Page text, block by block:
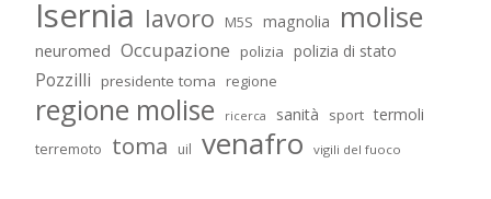
Isernia lavoro M5S magnolia molise
neuromed Occupazione polizia polizia di stato
Pozzilli presidente toma regione
regione molise ricerca sanità sport termoli
terremoto toma uil venafro vigili del fuoco